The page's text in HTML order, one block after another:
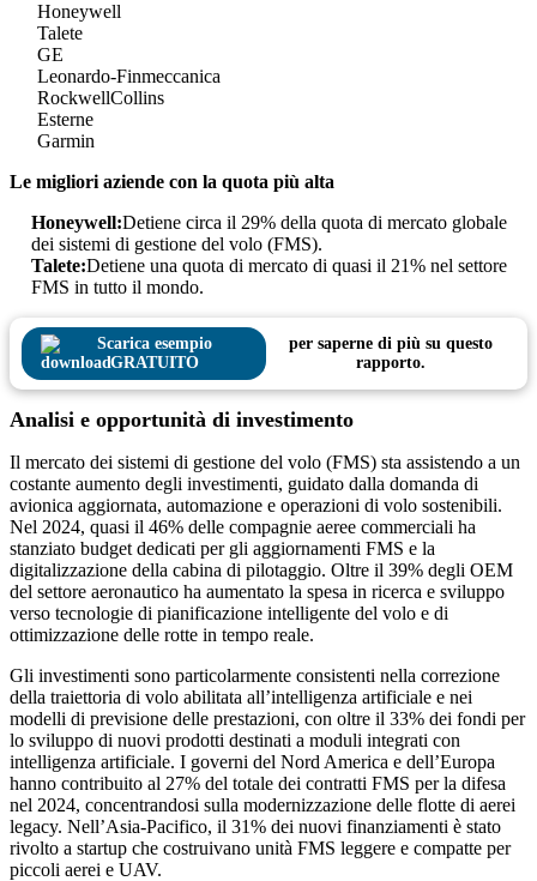
Honeywell
Talete
GE
Leonardo-Finmeccanica
RockwellCollins
Esterne
Garmin
Le migliori aziende con la quota più alta
Honeywell:Detiene circa il 29% della quota di mercato globale
dei sistemi di gestione del volo (FMS).
Talete:Detiene una quota di mercato di quasi il 21% nel settore
FMS in tutto il mondo.
Scarica esempio
GRATUITO
per saperne di più su questo
rapporto.
Analisi e opportunità di investimento
Il mercato dei sistemi di gestione del volo (FMS) sta assistendo a un
costante aumento degli investimenti, guidato dalla domanda di
avionica aggiornata, automazione e operazioni di volo sostenibili.
Nel 2024, quasi il 46% delle compagnie aeree commerciali ha
stanziato budget dedicati per gli aggiornamenti FMS e la
digitalizzazione della cabina di pilotaggio. Oltre il 39% degli OEM
del settore aeronautico ha aumentato la spesa in ricerca e sviluppo
verso tecnologie di pianificazione intelligente del volo e di
ottimizzazione delle rotte in tempo reale.
Gli investimenti sono particolarmente consistenti nella correzione
della traiettoria di volo abilitata all’intelligenza artificiale e nei
modelli di previsione delle prestazioni, con oltre il 33% dei fondi per
lo sviluppo di nuovi prodotti destinati a moduli integrati con
intelligenza artificiale. I governi del Nord America e dell’Europa
hanno contribuito al 27% del totale dei contratti FMS per la difesa
nel 2024, concentrandosi sulla modernizzazione delle flotte di aerei
legacy. Nell’Asia-Pacifico, il 31% dei nuovi finanziamenti è stato
rivolto a startup che costruivano unità FMS leggere e compatte per
piccoli aerei e UAV.